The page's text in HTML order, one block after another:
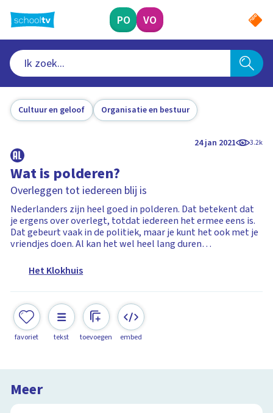
naar
hoofdinhoud
PO VO
Cultuur en geloof Organisatie en bestuur
24 jan 2021 3.2k
Wat is polderen?
Overleggen tot iedereen blij is
Nederlanders zijn heel goed in polderen. Dat betekent dat
je ergens over overlegt, totdat iedereen het ermee eens is.
Dat gebeurt vaak in de politiek, maar je kunt het ook met je
vriendjes doen. Al kan het wel heel lang duren…
Het Klokhuis
favoriet tekst toevoegen embed
Meer